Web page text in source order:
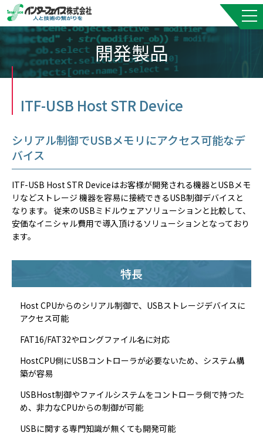
開発製品
ITF-USB Host STR Device
シリアル制御でUSBメモリにアクセス可能なデ
バイス
ITF-USB Host STR Deviceはお客様が開発される機器とUSBメモ
リなどストレージ 機器を容易に接続できるUSB制御デバイスと
なります。 従来のUSBミドルウェアソリューションと比較して、
安価なイニシャル費用で導入頂けるソリューションとなっており
ます。
特長
Host CPUからのシリアル制御で、USBストレージデバイスに
アクセス可能
FAT16/FAT32やロングファイル名に対応
HostCPU側にUSBコントローラが必要ないため、システム構
築が容易
USBHost制御やファイルシステムをコントローラ側で持つた
め、非力なCPUからの制御が可能
USBに関する専門知識が無くても開発可能